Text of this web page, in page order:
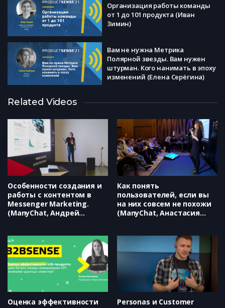
Организация работы команды
от 1 до 101 продукта (Иван
Зимин)
Вам не нужна Метрика
Полярной звезды. Вам нужен
штурман. Кого нанимать в эпоху
изменений (Елена Серёгина)
маркетинга (Анна Маикова)
Как проводить распродажи без
каннибализации текущих
подписок. Новый опыт и выводы
(Андрей Михайлюк)
Related Videos
Особенности создания и
работы с контентом в
Messenger Marketing.
(ManyChat, Андрей
Как понять
пользователей, если вы
на них совсем не похожи
(ManyChat, Анастасия
Оценка эффективности
Personas и Customer